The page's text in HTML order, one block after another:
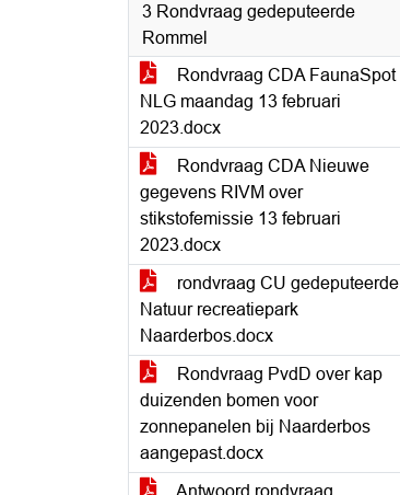
3 Rondvraag gedeputeerde
Rommel
Rondvraag CDA FaunaSpot
NLG maandag 13 februari
2023.docx
Rondvraag CDA Nieuwe
gegevens RIVM over
stikstofemissie 13 februari
2023.docx
rondvraag CU gedeputeerde
Natuur recreatiepark
Naarderbos.docx
Rondvraag PvdD over kap
duizenden bomen voor
zonnepanelen bij Naarderbos
aangepast.docx
Antwoord rondvraag